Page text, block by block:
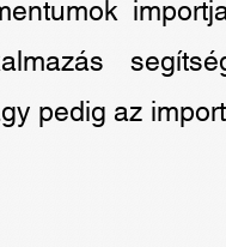
pedig az